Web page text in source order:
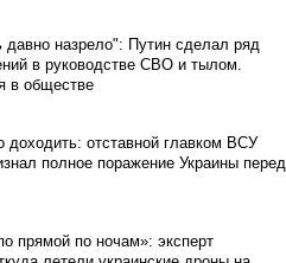
давно назрело": Путин сделал ряд
в руководстве СВО и тылом.
в обществе
доходить: отставной главком ВСУ
полное поражение Украины перед
прямой по ночам»: эксперт